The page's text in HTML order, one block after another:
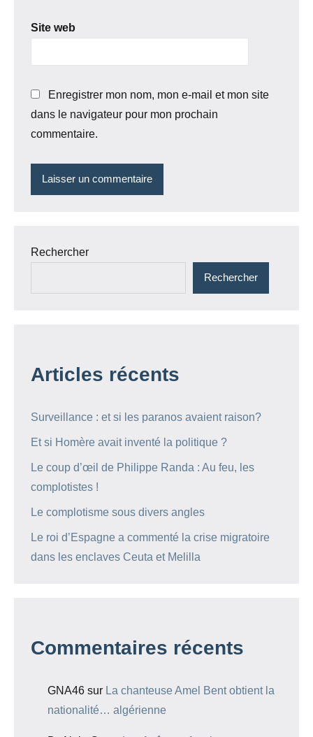
Site web
Enregistrer mon nom, mon e-mail et mon site
dans le navigateur pour mon prochain
commentaire.
Rechercher
Rechercher
Articles récents
Surveillance : et si les paranos avaient raison?
Et si Homère avait inventé la politique ?
Le coup d’œil de Philippe Randa : Au feu, les
complotistes !
Le complotisme sous divers angles
Le roi d’Espagne a commenté la crise migratoire
dans les enclaves Ceuta et Melilla
Commentaires récents
GNA46 sur La chanteuse Amel Bent obtient la
nationalité… algérienne